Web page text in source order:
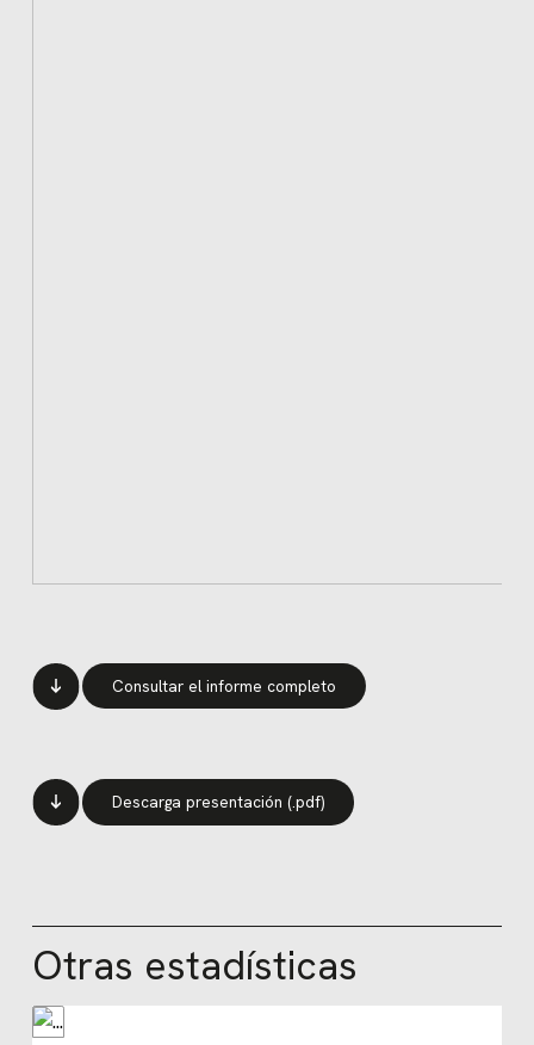
Consultar el informe completo
Descarga presentación (.pdf)
Otras estadísticas